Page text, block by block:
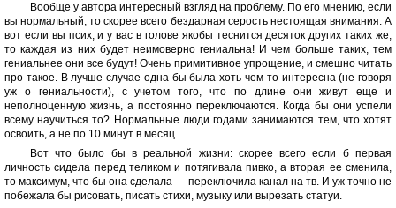
Вообще у автора интересный взгляд на проблему. По его мнению, если
вы нормальный, то скорее всего бездарная серость нестоящая внимания. А
вот если вы псих, и у вас в голове якобы теснится десяток других таких же,
то каждая из них будет неимоверно гениальна! И чем больше таких, тем
гениальнее они все будут! Очень примитивное упрощение, и смешно читать
про такое. В лучше случае одна бы была хоть чем-то интересна (не говоря
уж о гениальности), с учетом того, что по длине они живут еще и
неполноценную жизнь, а постоянно переключаются. Когда бы они успели
всему научиться то? Нормальные люди годами занимаются тем, что хотят
освоить, а не по 10 минут в месяц.
Вот что было бы в реальной жизни: скорее всего если б первая
личность сидела перед теликом и потягивала пивко, а вторая ее сменила,
то максимум, что бы она сделала — переключила канал на тв. И уж точно не
побежала бы рисовать, писать стихи, музыку или вырезать статуи.